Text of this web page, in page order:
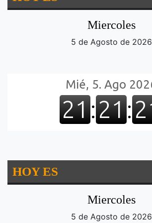
Miercoles
5 de Agosto de 2026
HOY ES
Miercoles
5 de Agosto de 2026